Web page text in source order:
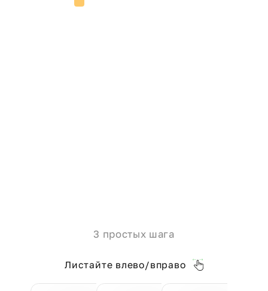
3 простых шага
Листайте влево/вправо